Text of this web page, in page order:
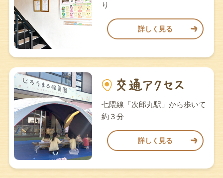
り
詳しく見る
七隈線「次郎丸駅」から歩いて
約３分
詳しく見る